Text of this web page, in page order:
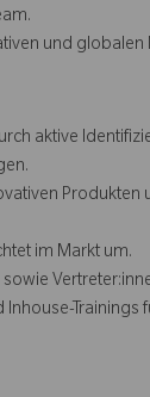
und globalen
aktive
Produkten
im Markt um.
Trainings